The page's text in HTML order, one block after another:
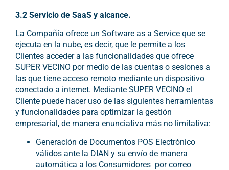
3.2 Servicio de SaaS y alcance.
La Compañía ofrece un Software as a Service que se
ejecuta en la nube, es decir, que le permite a los
Clientes acceder a las funcionalidades que ofrece
SUPER VECINO por medio de las cuentas o sesiones a
las que tiene acceso remoto mediante un dispositivo
conectado a internet. Mediante SUPER VECINO el
Cliente puede hacer uso de las siguientes herramientas
y funcionalidades para optimizar la gestión
empresarial, de manera enunciativa más no limitativa:
Generación de Documentos POS Electrónico
válidos ante la DIAN y su envío de manera
automática a los Consumidores por correo